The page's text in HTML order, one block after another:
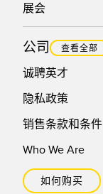
展会
公司 查看全部
诚聘英才
隐私政策
销售条款和条件
Who We Are
如何购买